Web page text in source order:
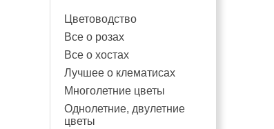
Цветоводство
Все о розах
Все о хостах
Лучшее о клематисах
Многолетние цветы
Однолетние, двулетние
цветы